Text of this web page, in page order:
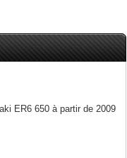
ER6 650 à partir de 2009